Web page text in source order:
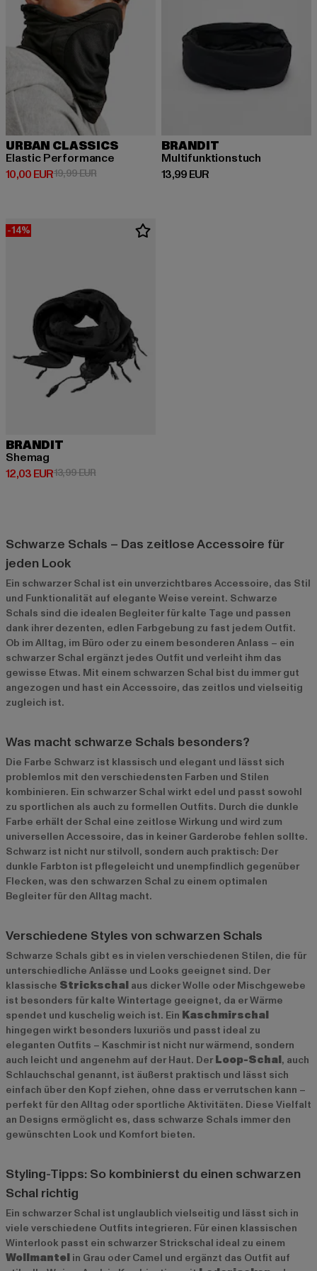
URBAN CLASSICS
Elastic Performance
10,00 EUR
Derzeitiger Preis: 10,00 EUR
19,99 EURAktionspreis: 19,99 EUR
BRANDIT
Multifunktionstuch
13,99 EUR
Derzeitiger Preis: 13,99 EUR
-14%
BRANDIT
Shemag
12,03 EUR
Derzeitiger Preis: 12,03 EUR
13,99 EURAktionspreis: 13,99 EUR
Schwarze Schals – Das zeitlose Accessoire für
jeden Look
Ein schwarzer Schal ist ein unverzichtbares Accessoire, das Stil
und Funktionalität auf elegante Weise vereint. Schwarze
Schals sind die idealen Begleiter für kalte Tage und passen
dank ihrer dezenten, edlen Farbgebung zu fast jedem Outfit.
Ob im Alltag, im Büro oder zu einem besonderen Anlass – ein
schwarzer Schal ergänzt jedes Outfit und verleiht ihm das
gewisse Etwas. Mit einem schwarzen Schal bist du immer gut
angezogen und hast ein Accessoire, das zeitlos und vielseitig
zugleich ist.
Was macht schwarze Schals besonders?
Die Farbe Schwarz ist klassisch und elegant und lässt sich
problemlos mit den verschiedensten Farben und Stilen
kombinieren. Ein schwarzer Schal wirkt edel und passt sowohl
zu sportlichen als auch zu formellen Outfits. Durch die dunkle
Farbe erhält der Schal eine zeitlose Wirkung und wird zum
universellen Accessoire, das in keiner Garderobe fehlen sollte.
Schwarz ist nicht nur stilvoll, sondern auch praktisch: Der
dunkle Farbton ist pflegeleicht und unempfindlich gegenüber
Flecken, was den schwarzen Schal zu einem optimalen
Begleiter für den Alltag macht.
Verschiedene Styles von schwarzen Schals
Schwarze Schals gibt es in vielen verschiedenen Stilen, die für
unterschiedliche Anlässe und Looks geeignet sind. Der
klassische Strickschal aus dicker Wolle oder Mischgewebe
ist besonders für kalte Wintertage geeignet, da er Wärme
spendet und kuschelig weich ist. Ein Kaschmirschal
hingegen wirkt besonders luxuriös und passt ideal zu
eleganten Outfits – Kaschmir ist nicht nur wärmend, sondern
auch leicht und angenehm auf der Haut. Der Loop-Schal, auch
Schlauchschal genannt, ist äußerst praktisch und lässt sich
einfach über den Kopf ziehen, ohne dass er verrutschen kann –
perfekt für den Alltag oder sportliche Aktivitäten. Diese Vielfalt
an Designs ermöglicht es, dass schwarze Schals immer den
gewünschten Look und Komfort bieten.
Styling-Tipps: So kombinierst du einen schwarzen
Schal richtig
Ein schwarzer Schal ist unglaublich vielseitig und lässt sich in
viele verschiedene Outfits integrieren. Für einen klassischen
Winterlook passt ein schwarzer Strickschal ideal zu einem
Wollmantel in Grau oder Camel und ergänzt das Outfit auf